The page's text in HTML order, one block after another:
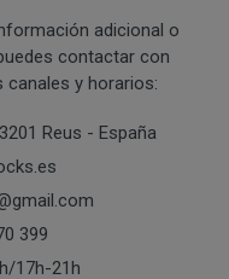
adicional o
contactar con
y horarios:
Reus - España
gmail.com
399
17h-21h
la compra son:
También nos aparece la
del correo
el email.
online "ENTRAR"